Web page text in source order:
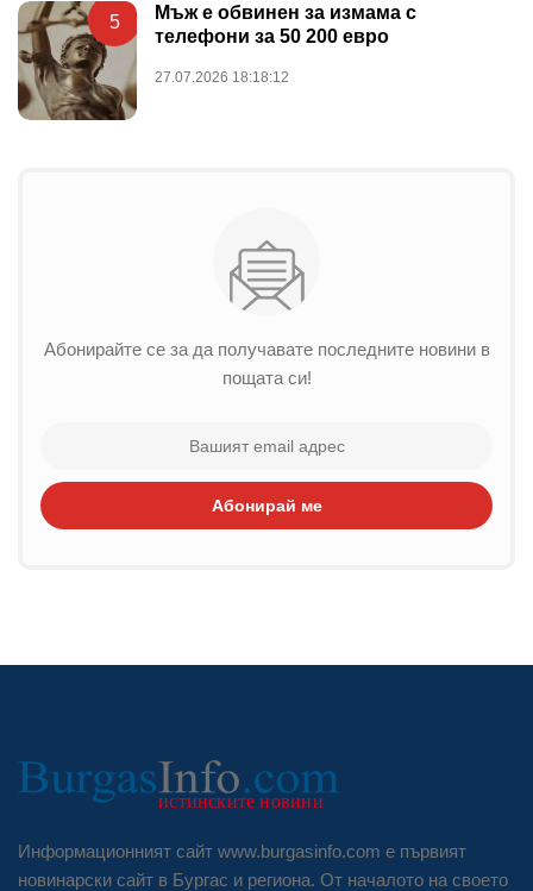
5
Мъж е обвинен за измама с
телефони за 50 200 евро
27.07.2026 18:18:12
Абонирайте се за да получавате последните новини в
пощата си!
Абонирай ме
Информационният сайт www.burgasinfo.com е първият
новинарски сайт в Бургас и региона. От началото на своето